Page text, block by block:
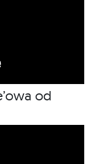
od